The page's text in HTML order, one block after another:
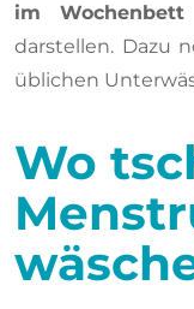
im Wochenbett
darstellen. Dazu
üblichen
Wo